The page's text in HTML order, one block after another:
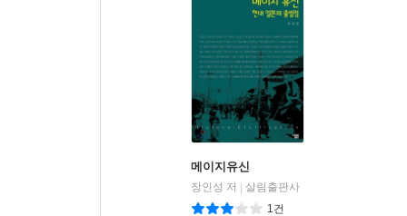
메이지유신
장인성 저
살림출판사
1건